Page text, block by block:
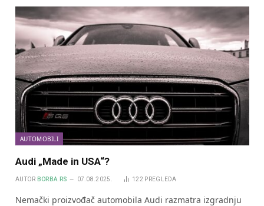
AUTOMOBILI
Audi „Made in USA“?
AUTOR BORBA.RS 07.08.2025. 122 PREGLEDA
Nemački proizvođač automobila Audi razmatra izgradnju